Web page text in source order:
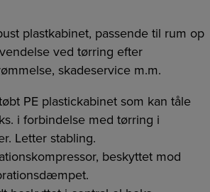
plastkabinet, passende til rum op
ved tørring efter
skadeservice m.m.
PE plastickabinet som kan tåle
i forbindelse med tørring i
Letter stabling.
beskyttet mod